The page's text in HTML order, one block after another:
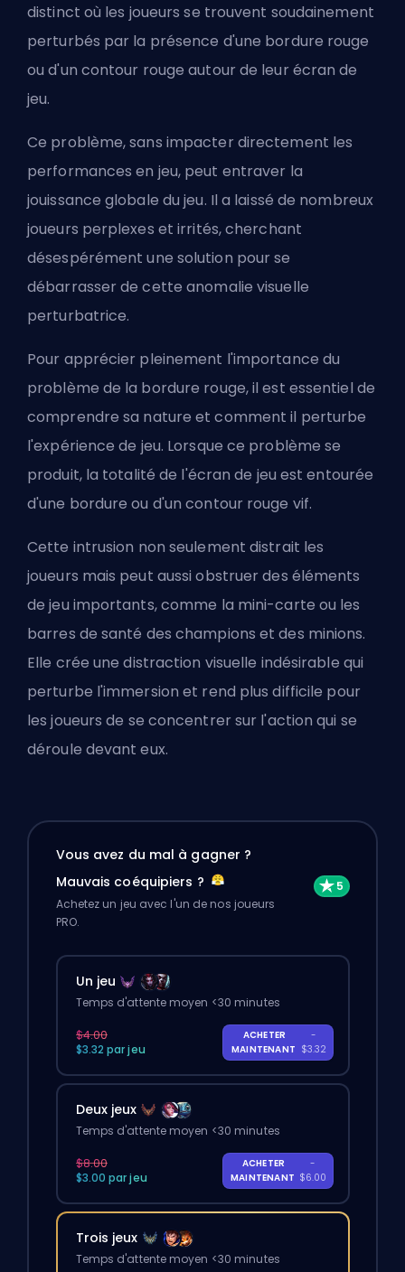
distinct où les joueurs se trouvent soudainement
perturbés par la présence d'une bordure rouge
ou d'un contour rouge autour de leur écran de
jeu.
Ce problème, sans impacter directement les
performances en jeu, peut entraver la
jouissance globale du jeu. Il a laissé de nombreux
joueurs perplexes et irrités, cherchant
désespérément une solution pour se
débarrasser de cette anomalie visuelle
perturbatrice.
Pour apprécier pleinement l'importance du
problème de la bordure rouge, il est essentiel de
comprendre sa nature et comment il perturbe
l'expérience de jeu. Lorsque ce problème se
produit, la totalité de l'écran de jeu est entourée
d'une bordure ou d'un contour rouge vif.
Cette intrusion non seulement distrait les
joueurs mais peut aussi obstruer des éléments
de jeu importants, comme la mini-carte ou les
barres de santé des champions et des minions.
Elle crée une distraction visuelle indésirable qui
perturbe l'immersion et rend plus difficile pour
les joueurs de se concentrer sur l'action qui se
déroule devant eux.
Vous avez du mal à gagner ?
Mauvais coéquipiers ?
Achetez un jeu avec l'un de nos joueurs
PRO.
Un jeu
Temps d'attente moyen <30 minutes
$4.00
$3.32 par jeu
ACHETER
MAINTENANT
-
$3.32
Deux jeux
Temps d'attente moyen <30 minutes
$8.00
$3.00 par jeu
ACHETER
MAINTENANT
-
$6.00
Trois jeux
Temps d'attente moyen <30 minutes